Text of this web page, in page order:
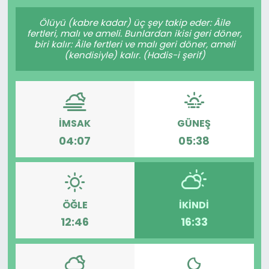
Ölüyü (kabre kadar) üç şey takip eder: Âile
fertleri, malı ve ameli. Bunlardan ikisi geri döner,
biri kalır: Âile fertleri ve malı geri döner, ameli
(kendisiyle) kalır. (Hadis-i şerif)
İMSAK
04:07
GÜNEŞ
05:38
ÖĞLE
12:46
İKINDI
16:33
Gündem
KKTC
KKTC YEREL SEÇİM 2018
Kültür Sanat
Magazin
Nöbetçi Eczaneler
Otomobil Dünyası